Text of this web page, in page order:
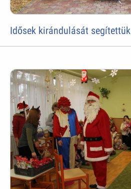
Idősek kirándulását segítettük